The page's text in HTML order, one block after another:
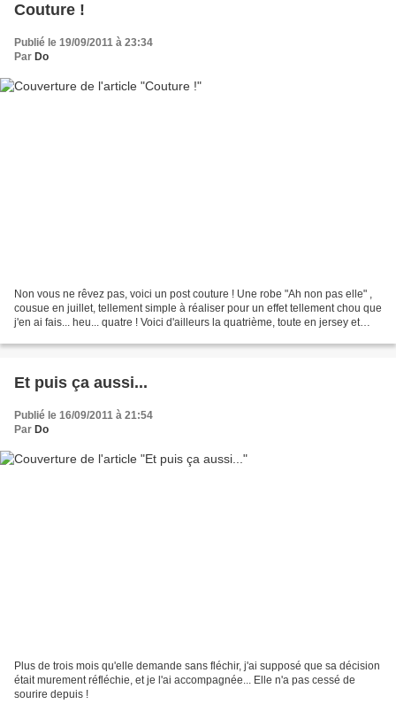
Couture !
Publié le 19/09/2011 à 23:34
Par Do
Non vous ne rêvez pas, voici un post couture ! Une robe "Ah non pas elle" ,
cousue en juillet, tellement simple à réaliser pour un effet tellement chou que
j'en ai fais... heu... quatre ! Voici d'ailleurs la quatrième, toute en jersey et
Et puis ça aussi...
Publié le 16/09/2011 à 21:54
Par Do
Plus de trois mois qu'elle demande sans fléchir, j'ai supposé que sa décision
était murement réfléchie, et je l'ai accompagnée... Elle n'a pas cessé de
sourire depuis !